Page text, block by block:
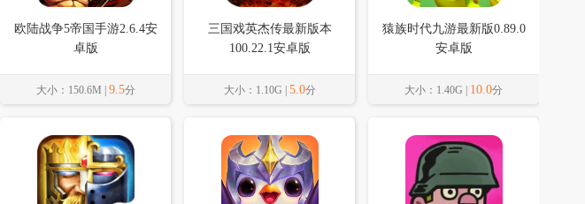
欧陆战争5帝国手游2.6.4安
卓版
大小：150.6M | 9.5分
三国戏英杰传最新版本
100.22.1安卓版
大小：1.10G | 5.0分
猿族时代九游最新版0.89.0
安卓版
大小：1.40G | 10.0分